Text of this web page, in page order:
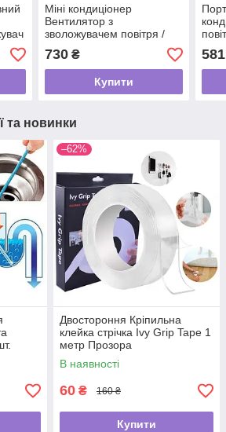
Міні кондиціонер
Вентилятор з
зволожувачем повітря /
Портативний настільний
кондиціонер, охолоджувач
повітря 2 швидкості
730₴
Купити
581
та новинки
–62%
Двостороння Кріпильна
клейка стрічка Ivy Grip Tape 1
метр Прозора
В наявності
60 ₴ 160 ₴
Купити